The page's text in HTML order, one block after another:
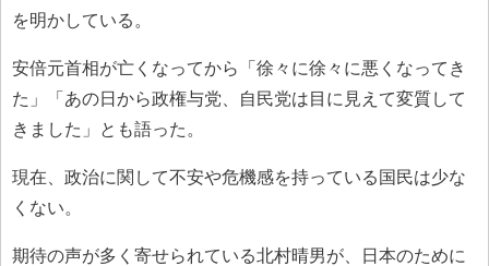
を明かしている。
安倍元首相が亡くなってから「徐々に徐々に悪くなってき
た」「あの日から政権与党、自民党は目に見えて変質して
きました」とも語った。
現在、政治に関して不安や危機感を持っている国民は少な
くない。
期待の声が多く寄せられている北村晴男が、日本のために